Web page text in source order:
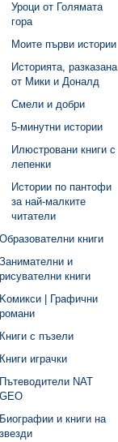
Уроци от Голямата
гора
Моите първи истории
Историята, разказана
от Мики и Доналд
Смели и добри
5-минутни истории
Илюстровани книги с
лепенки
Истории по пантофи
за най-малките
читатели
Образователни книги
Занимателни и
рисувателни книги
Kомикси | Графични
романи
Книги с пъзели
Книги играчки
Пътеводители NAT
GEO
Биографии и книги на
звезди